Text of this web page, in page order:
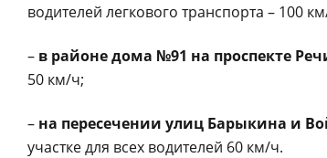
водителей легкового транспорта – 100
– в районе дома №91 на проспекте
50 км/ч;
– на пересечении улиц Барыкина и
участке для всех водителей 60 км/ч.